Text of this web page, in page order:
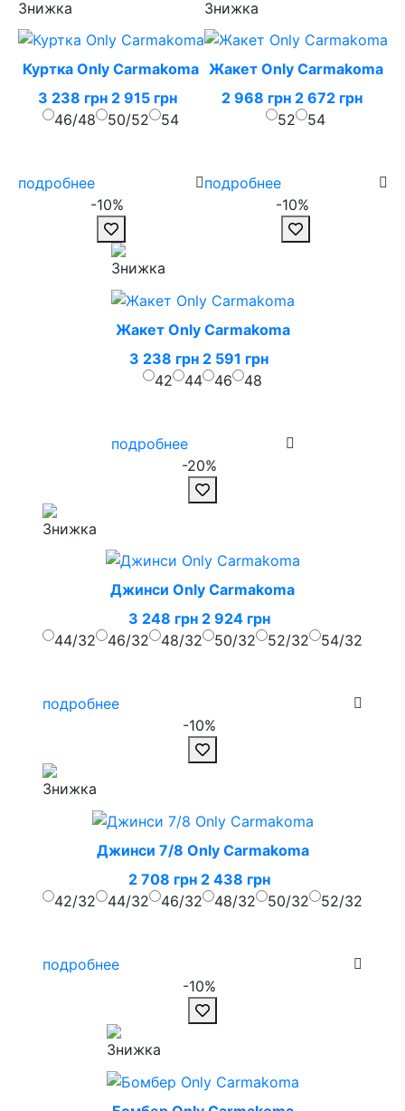
Куртка Only Carmakoma
3 238 грн 2 915 грн
46/48
50/52 54
подробнее
-10%
Жакет Only Carmakoma
2 968 грн 2 672 грн
52
54
подробнее
-10%
Жакет Only Carmakoma
3 238 грн 2 591 грн
42
44 46 48
подробнее
-20%
Джинси Only Carmakoma
3 248 грн 2 924 грн
44/32
46/32 48/32 50/32 52/32 54/32
подробнее
-10%
Джинси 7/8 Only Carmakoma
2 708 грн 2 438 грн
42/32
44/32 46/32 48/32 50/32 52/32
подробнее
-10%